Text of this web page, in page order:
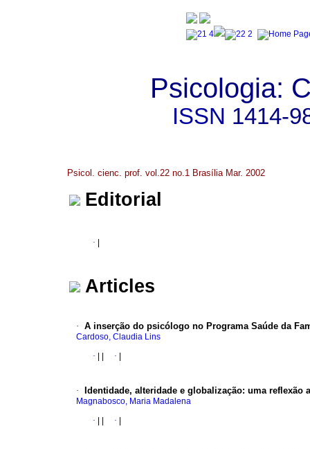
Psicologia:
ISSN 1414-
Psicol. cienc. prof. vol.22 no.1 Brasília Mar. 2002
Editorial
·
Articles
· A inserção do psicólogo no Programa Saúde da
Cardoso, Claudia Lins
·
·
· Identidade, alteridade e globalização: uma reflexão
Magnabosco, Maria Madalena
·
·